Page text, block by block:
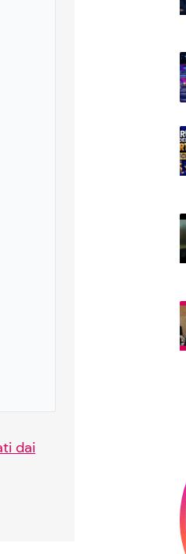
dai